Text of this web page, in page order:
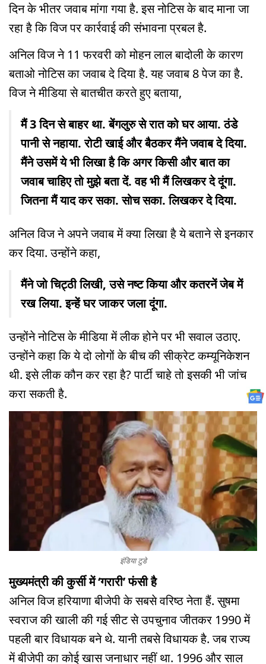
दिन के भीतर जवाब मांगा गया है. इस नोटिस के बाद माना जा
रहा है कि विज पर कार्रवाई की संभावना प्रबल है.
अनिल विज ने 11 फरवरी को मोहन लाल बादोली के कारण
बताओ नोटिस का जवाब दे दिया है. यह जवाब 8 पेज का है.
विज ने मीडिया से बातचीत करते हुए बताया,
मैं 3 दिन से बाहर था. बेंगलुरु से रात को घर आया. ठंडे
पानी से नहाया. रोटी खाई और बैठकर मैंने जवाब दे दिया.
मैंने उसमें ये भी लिखा है कि अगर किसी और बात का
जवाब चाहिए तो मुझे बता दें. वह भी मैं लिखकर दे दूंगा.
जितना मैं याद कर सका. सोच सका. लिखकर दे दिया.
अनिल विज ने अपने जवाब में क्या लिखा है ये बताने से इनकार
कर दिया. उन्होंने कहा,
मैंने जो चिट्ठी लिखी, उसे नष्ट किया और कतरनें जेब में
रख लिया. इन्हें घर जाकर जला दूंगा.
उन्होंने नोटिस के मीडिया में लीक होने पर भी सवाल उठाए.
उन्होंने कहा कि ये दो लोगों के बीच की सीक्रेट कम्यूनिकेशन
थी. इसे लीक कौन कर रहा है? पार्टी चाहे तो इसकी भी जांच
करा सकती है.
इंडिया टुडे
मुख्यमंत्री की कुर्सी में ‘गरारी’ फंसी है
अनिल विज हरियाणा बीजेपी के सबसे वरिष्ठ नेता हैं. सुषमा
स्वराज की खाली की गई सीट से उपचुनाव जीतकर 1990 में
पहली बार विधायक बने थे. यानी तबसे विधायक है. जब राज्य
में बीजेपी का कोई खास जनाधार नहीं था. 1996 और साल